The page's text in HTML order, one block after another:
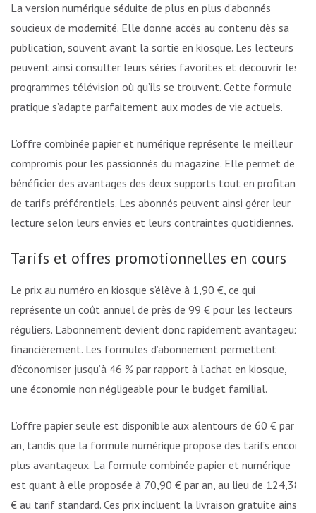
La version numérique séduite de plus en plus d’abonnés
soucieux de modernité. Elle donne accès au contenu dès sa
publication, souvent avant la sortie en kiosque. Les lecteurs
peuvent ainsi consulter leurs séries favorites et découvrir les
programmes télévision où qu’ils se trouvent. Cette formule
pratique s’adapte parfaitement aux modes de vie actuels.
L’offre combinée papier et numérique représente le meilleur
compromis pour les passionnés du magazine. Elle permet de
bénéficier des avantages des deux supports tout en profitant
de tarifs préférentiels. Les abonnés peuvent ainsi gérer leur
lecture selon leurs envies et leurs contraintes quotidiennes.
Tarifs et offres promotionnelles en cours
Le prix au numéro en kiosque s’élève à 1,90 €, ce qui
représente un coût annuel de près de 99 € pour les lecteurs
réguliers. L’abonnement devient donc rapidement avantageux
financièrement. Les formules d’abonnement permettent
d’économiser jusqu’à 46 % par rapport à l’achat en kiosque,
une économie non négligeable pour le budget familial.
L’offre papier seule est disponible aux alentours de 60 € par
an, tandis que la formule numérique propose des tarifs encore
plus avantageux. La formule combinée papier et numérique
est quant à elle proposée à 70,90 € par an, au lieu de 124,38
€ au tarif standard. Ces prix incluent la livraison gratuite ainsi